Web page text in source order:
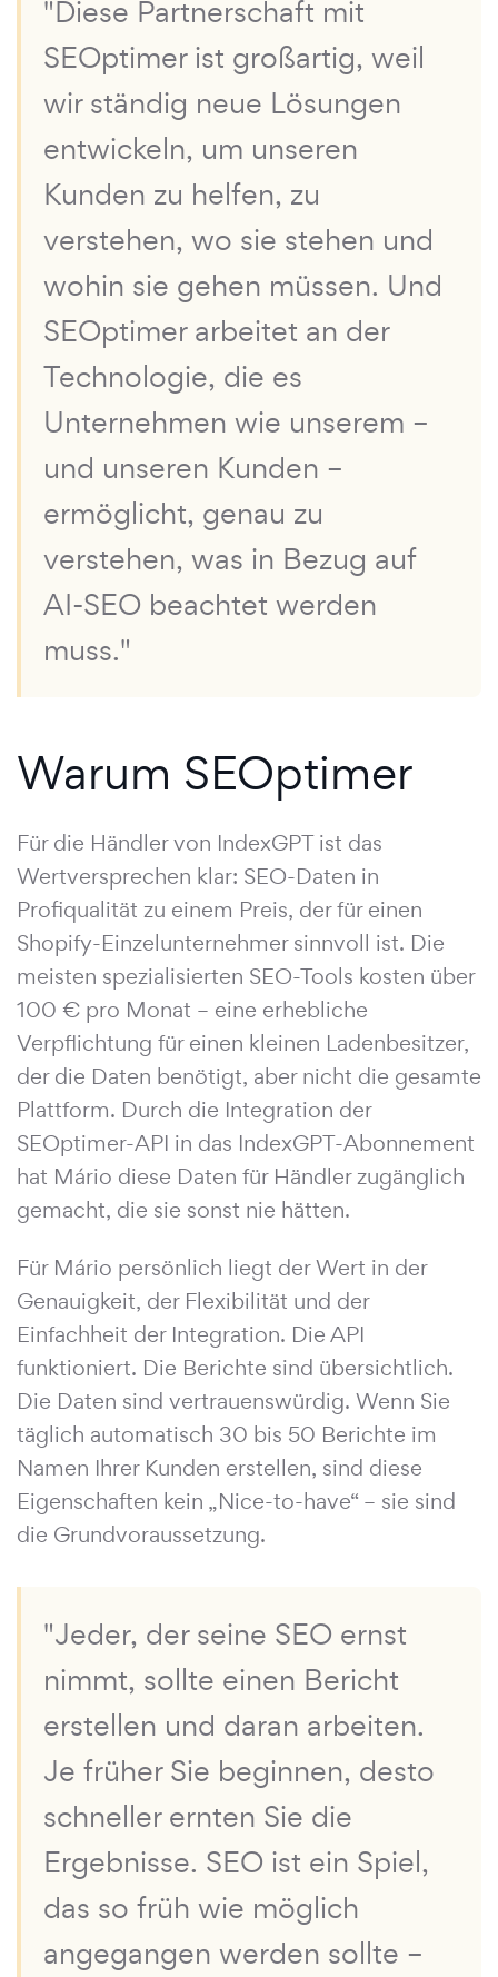
"Diese Partnerschaft mit
SEOptimer ist großartig, weil
wir ständig neue Lösungen
entwickeln, um unseren
Kunden zu helfen, zu
verstehen, wo sie stehen und
wohin sie gehen müssen. Und
SEOptimer arbeitet an der
Technologie, die es
Unternehmen wie unserem –
und unseren Kunden –
ermöglicht, genau zu
verstehen, was in Bezug auf
AI-SEO beachtet werden
muss."
Warum SEOptimer
Für die Händler von IndexGPT ist das
Wertversprechen klar: SEO-Daten in
Profiqualität zu einem Preis, der für einen
Shopify-Einzelunternehmer sinnvoll ist. Die
meisten spezialisierten SEO-Tools kosten über
100 € pro Monat – eine erhebliche
Verpflichtung für einen kleinen Ladenbesitzer,
der die Daten benötigt, aber nicht die gesamte
Plattform. Durch die Integration der
SEOptimer-API in das IndexGPT-Abonnement
hat Mário diese Daten für Händler zugänglich
gemacht, die sie sonst nie hätten.
Für Mário persönlich liegt der Wert in der
Genauigkeit, der Flexibilität und der
Einfachheit der Integration. Die API
funktioniert. Die Berichte sind übersichtlich.
Die Daten sind vertrauenswürdig. Wenn Sie
täglich automatisch 30 bis 50 Berichte im
Namen Ihrer Kunden erstellen, sind diese
Eigenschaften kein „Nice-to-have“ – sie sind
die Grundvoraussetzung.
"Jeder, der seine SEO ernst
nimmt, sollte einen Bericht
erstellen und daran arbeiten.
Je früher Sie beginnen, desto
schneller ernten Sie die
Ergebnisse. SEO ist ein Spiel,
das so früh wie möglich
angegangen werden sollte –